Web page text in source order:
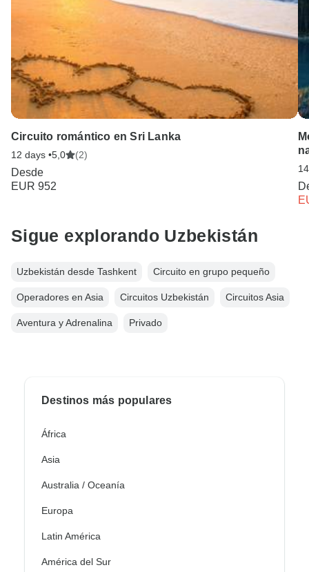
Circuito romántico en Sri Lanka
12 days •5,0 (2)
Desde
EUR 952
Sigue explorando Uzbekistán
Uzbekistán desde Tashkent Circuito en grupo pequeño
Operadores en Asia Circuitos Uzbekistán Circuitos Asia
Aventura y Adrenalina Privado
Destinos más populares
África
Asia
Australia / Oceanía
Europa
Latin América
América del Sur